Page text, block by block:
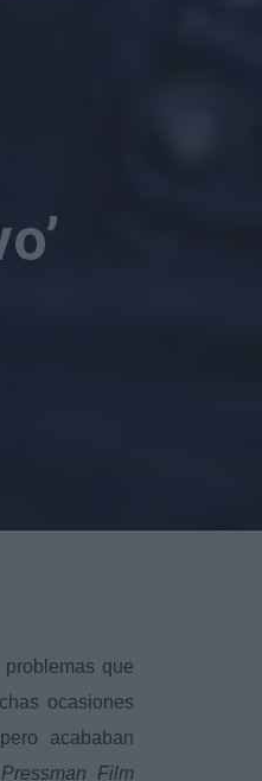
que
ocasiones
acababan
Film